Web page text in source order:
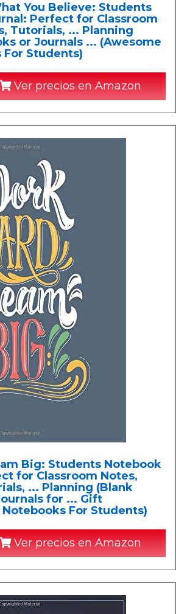
You Believe: Students
Perfect for Classroom
Tutorials, ... Planning
or Journals ... (Awesome
Students)
Ver precios en Amazon
Big: Students Notebook
for Classroom Notes,
... Planning (Blank
for ... Gift
For Students)
Ver precios en Amazon